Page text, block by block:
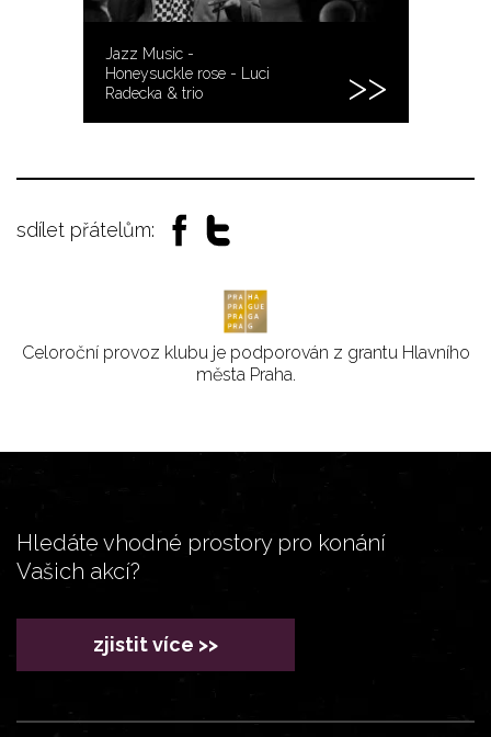
Jazz Music -
Honeysuckle rose - Luci
Radecka & trio
sdílet přátelům:
Celoroční provoz klubu je podporován z grantu Hlavního
města Praha.
Hledáte vhodné prostory pro konání
Vašich akcí?
zjistit více >>